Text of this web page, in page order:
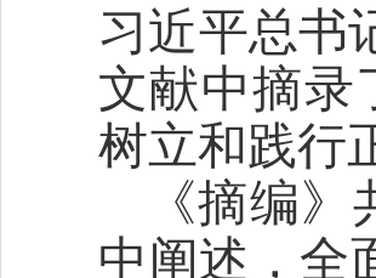
习近平总书
文献中摘录
树立和践行
《摘编
中阐述，全